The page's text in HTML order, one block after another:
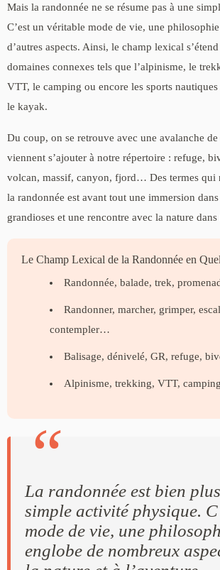
Mais la randonnée ne se résume pas à une
C’est un véritable mode de vie, une
d’autres aspects. Ainsi, le champ lexical
domaines connexes tels que l’alpinisme, le
VTT, le camping ou encore les sports
le kayak.
Du coup, on se retrouve avec une avalanche
viennent s’ajouter à notre répertoire : refuge,
volcan, massif, canyon, fjord… Des termes qui
la randonnée est avant tout une immersion dans
grandioses et une rencontre avec la nature dans
Le Champ Lexical de la Randonnée en
Randonnée, balade, trek,
Randonner, marcher, grimper,
contempler…
Balisage, dénivelé, GR, refuge,
Alpinisme, trekking, VTT,
La randonnée est bien
simple activité physique.
mode de vie, une
englobe de nombreux